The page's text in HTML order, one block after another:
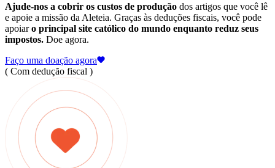
Ajude-nos a cobrir os custos de produção dos artigos que você lê
e apoie a missão da Aleteia. Graças às deduções fiscais, você pode
apoiaro principal site católico do mundo enquanto reduz seus
impostos. Doe agora.
Faço uma doação agora
( Com dedução fiscal )